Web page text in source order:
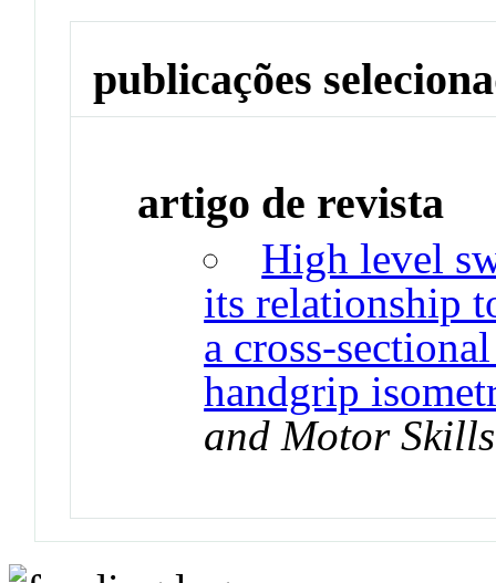
publicações
artigo de revista
High level
its relationship
a cross-
handgrip
and Motor Skills